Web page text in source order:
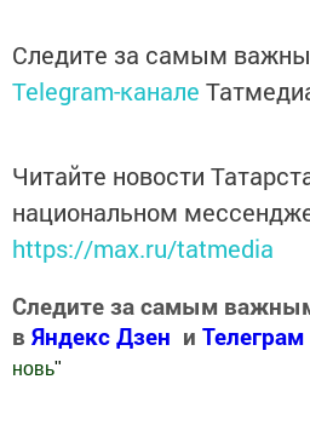
Следите за самым
Telegram-канале
Читайте новости
национальном
https://max.ru/tatmedia
Следите за самым
в Яндекс Дзен и
новь"